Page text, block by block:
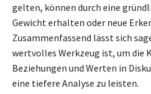
gelten, können durch eine
Gewicht erhalten oder neue
Zusammenfassend lässt sich
wertvolles Werkzeug ist, um die
Beziehungen und Werten in
eine tiefere Analyse zu leisten.